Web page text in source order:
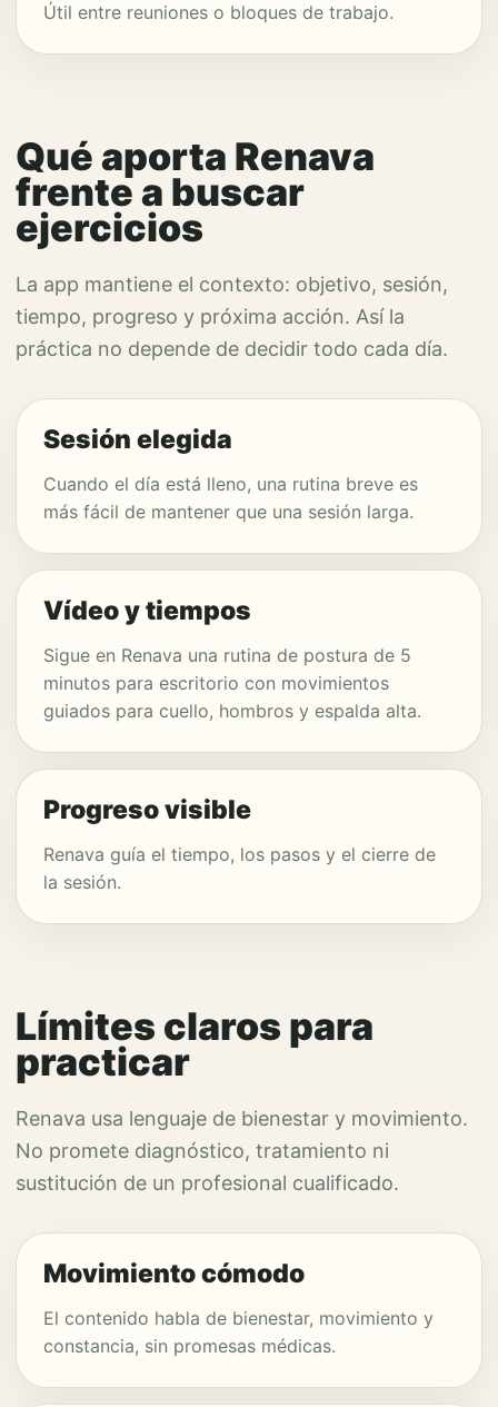
Útil entre reuniones o bloques de trabajo.
Qué aporta Renava
frente a buscar
ejercicios
La app mantiene el contexto: objetivo, sesión,
tiempo, progreso y próxima acción. Así la
práctica no depende de decidir todo cada día.
Sesión elegida
Cuando el día está lleno, una rutina breve es
más fácil de mantener que una sesión larga.
Vídeo y tiempos
Sigue en Renava una rutina de postura de 5
minutos para escritorio con movimientos
guiados para cuello, hombros y espalda alta.
Progreso visible
Renava guía el tiempo, los pasos y el cierre de
la sesión.
Límites claros para
practicar
Renava usa lenguaje de bienestar y movimiento.
No promete diagnóstico, tratamiento ni
sustitución de un profesional cualificado.
Movimiento cómodo
El contenido habla de bienestar, movimiento y
constancia, sin promesas médicas.